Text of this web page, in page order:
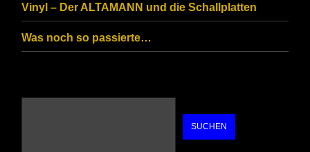
Vinyl – Der ALTAMANN und die Schallplatten
Was noch so passierte…
SUCHEN